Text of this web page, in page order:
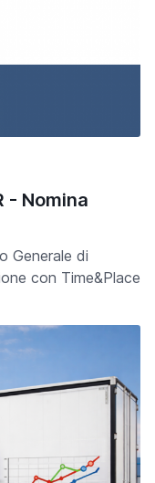
- Nomina
Generale di
con Time&Place